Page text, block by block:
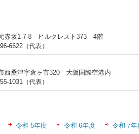
赤坂1-7-8 ヒルクレスト373 4階
6622（代表）
西桑津字倉ヶ市320 大阪国際空港内
1031（代表）
令和 5年度 令和 6年度 令和 7年